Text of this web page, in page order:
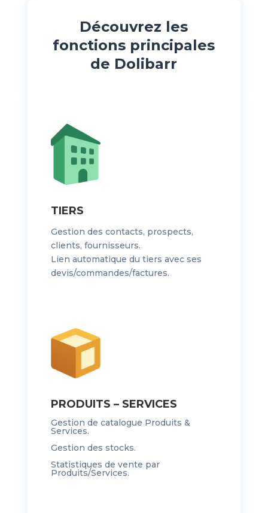
Découvrez les
fonctions principales
de Dolibarr
TIERS
Gestion des contacts, prospects,
clients, fournisseurs.
Lien automatique du tiers avec ses
devis/commandes/factures.
PRODUITS – SERVICES
Gestion de catalogue Produits &
Services.
Gestion des stocks.
Statistiques de vente par
Produits/Services.